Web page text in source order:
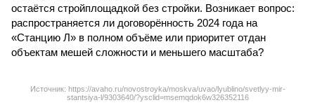
остаётся стройплощадкой без стройки. Возникает вопрос:
распространяется ли договорённость 2024 года на
«Станцию Л» в полном объёме или приоритет отдан
объектам мешей сложности и меньшего масштаба?
Источник: https://avaho.ru/novostroyka/moskva/uvao/lyublino/svetlyy-mir-
stantsiya-l/9303640/?ysclid=msemqdok6w326352116